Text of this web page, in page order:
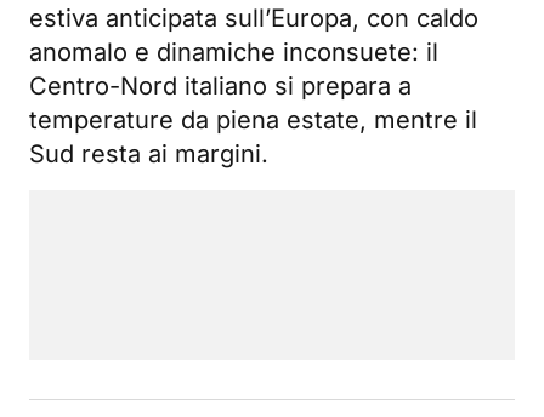
estiva anticipata sull’Europa, con caldo
anomalo e dinamiche inconsuete: il
Centro-Nord italiano si prepara a
temperature da piena estate, mentre il
Sud resta ai margini.